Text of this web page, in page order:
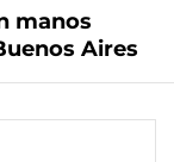
manos
Aires